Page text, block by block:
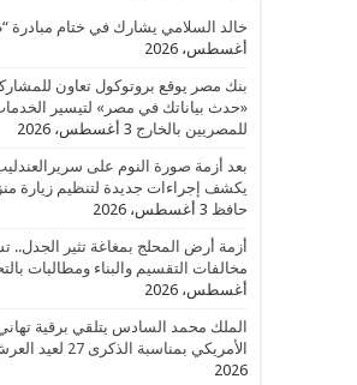
خالد السلامي يشارك في ختام مبادرة
أغسطس، 2026
بنك مصر يوقع بروتوكول تعاون
«حدث بياناتك في مصر» لتيسير
للمصريين بالخارج 3 أغسطس، 2026
بعد أزمة صورة النوم على
يكشف إجراءات جديدة لتنظيم زيارة
حافظ 3 أغسطس، 2026
أزمة أرض المحلج بمغاغة تثير الجدل..
مخالفات التقسيم والبناء ومطالبات
أغسطس، 2026
الملك محمد السادس يتلقي برقية
الأمريكي بمناسبة الذكرى 27 لعيد العرش
2026